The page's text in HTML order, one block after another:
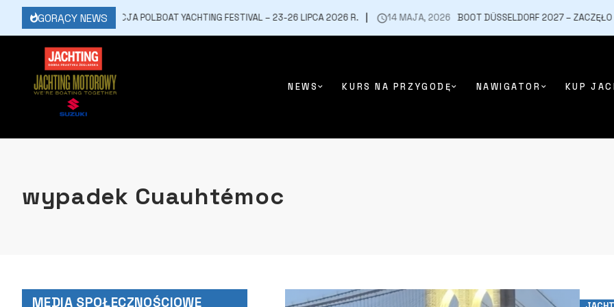
GORĄCY NEWS
15 LIPCA, 2026 7. EDYCJA POLBOAT YACHTING FESTIVAL – 23-26 LIPCA 2026 R. 14 MAJA, 2026 BOOT DÜSSELDORF 2027 – ZACZĘŁO SIĘ
NEWS KURS NA PRZYGODĘ NAWIGATOR KUP
wypadek Cuauhtémoc
MEDIA SPOŁECZNOŚCIOWE